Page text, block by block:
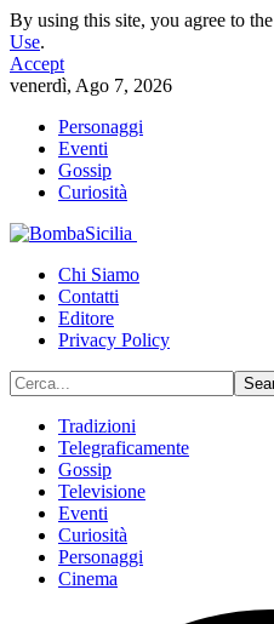
By using this site, you agree to the
Use.
Accept
venerdì, Ago 7, 2026
Personaggi
Eventi
Gossip
Curiosità
Chi Siamo
Contatti
Editore
Privacy Policy
Tradizioni
Telegraficamente
Gossip
Televisione
Eventi
Curiosità
Personaggi
Cinema